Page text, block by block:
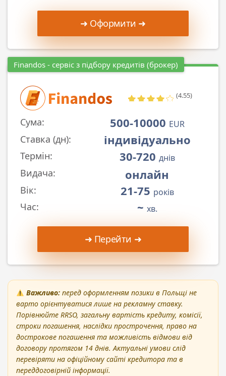
➜ Оформити ➜
Finandos - сервіс з підбору кредитів (брокер)
(4.55)
Сума: 500-10000 EUR
Ставка (дн): індивідуально
Термін: 30-720 днів
Видача: онлайн
Вік: 21-75 років
Час: ~ хв.
➜ Перейти ➜
Важливо:перед оформленням позики в Польщі не
варто орієнтуватися лише на рекламну ставку.
Порівнюйте RRSO, загальну вартість кредиту, комісії,
строки погашення, наслідки прострочення, право на
дострокове погашення та можливість відмови від
договору протягом 14 днів. Актуальні умови слід
перевіряти на офіційному сайті кредитора та в
переддоговірній інформації.